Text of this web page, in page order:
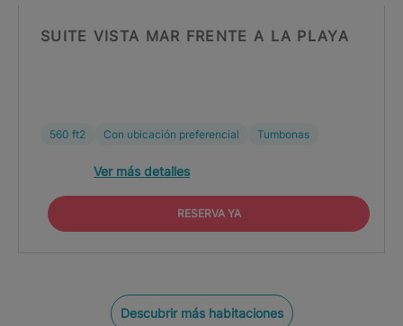
SUITE VISTA MAR FRENTE A LA PLAYA
560 ft2 Con ubicación preferencial Tumbonas
Ver más detalles
RESERVA YA
Descubrir más habitaciones